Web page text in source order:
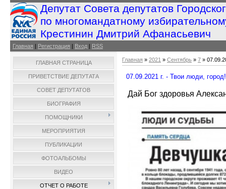
Депутат Совета депутатов
по многомандатному
Крестинин Дмитрий Афанасьевич
Главная | Регистрация | Вход | RSS
ГЛАВНАЯ СТРАНИЦА
ПРИВЕТСТВИЕ ДЕПУТАТА
СОВЕТ ДЕПУТАТОВ
БИОГРАФИЯ
ПОМОЩНИКИ
МЕРОПРИЯТИЯ
ПУБЛИКАЦИИ
ФОТОАЛЬБОМЫ
ВИДЕО
ОТЧЕТ О РАБОТЕ
Главная » 2021 » Сентябрь » 7 »
07.09.2021 г. - Твои люди, город!
Дай Бог здоровья